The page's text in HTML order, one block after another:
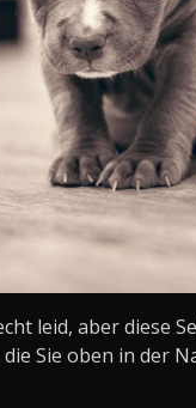
leid, aber diese
Sie oben in der